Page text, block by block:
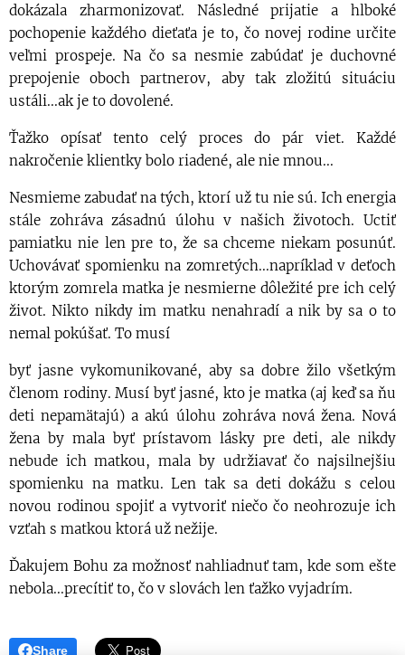
dokázala zharmonizovať. Následné prijatie a hlboké
pochopenie každého dieťaťa je to, čo novej rodine určite
veľmi prospeje. Na čo sa nesmie zabúdať je duchovné
prepojenie oboch partnerov, aby tak zložitú situáciu
ustáli...ak je to dovolené.
Ťažko opísať tento celý proces do pár viet. Každé
nakročenie klientky bolo riadené, ale nie mnou...
Nesmieme zabudať na tých, ktorí už tu nie sú. Ich energia
stále zohráva zásadnú úlohu v našich životoch. Uctiť
pamiatku nie len pre to, že sa chceme niekam posunúť.
Uchovávať spomienku na zomretých...napríklad v deťoch
ktorým zomrela matka je nesmierne dôležité pre ich celý
život. Nikto nikdy im matku nenahradí a nik by sa o to
nemal pokúšať. To musí
byť jasne vykomunikované, aby sa dobre žilo všetkým
členom rodiny. Musí byť jasné, kto je matka (aj keď sa ňu
deti nepamätajú) a akú úlohu zohráva nová žena. Nová
žena by mala byť prístavom lásky pre deti, ale nikdy
nebude ich matkou, mala by udržiavať čo najsilnejšiu
spomienku na matku. Len tak sa deti dokážu s celou
novou rodinou spojiť a vytvoriť niečo čo neohrozuje ich
vzťah s matkou ktorá už nežije.
Ďakujem Bohu za možnosť nahliadnuť tam, kde som ešte
nebola...precítiť to, čo v slovách len ťažko vyjadrím.
Share